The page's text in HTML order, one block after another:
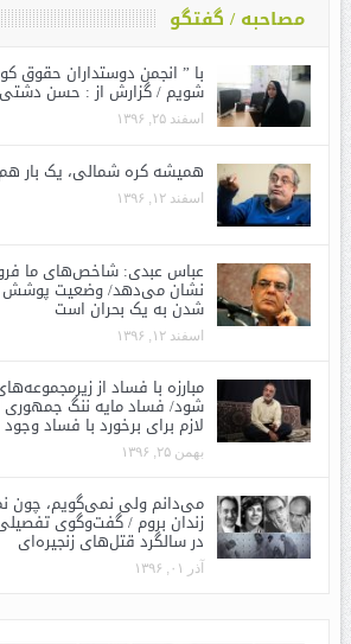
مصاحبه / گفتگو
با ” انجمن دوستداران حقوق
شویم / گزارش از : حسن دشتی
اسفند ۲۵, ۱۳۹۶
همیشه کره شمالی، یک بار
اسفند ۱۲, ۱۳۹۶
عباس عبدی: شاخص‌های ما
نشان می‌دهد/ وضعیت پوشش
شدن به یک بحران است
اسفند ۱۲, ۱۳۹۶
مبارزه با فساد از
شود/ فساد مایه ننگ جمهوری
لازم برای برخورد با فساد وجود
بهمن ۲۵, ۱۳۹۶
می‌دانم ولی نمی‌گویم، چون
زندان بروم / گفت‌وگوی
در سالگرد قتل‌های زنجیره‌ای
آذر ۰۱, ۱۳۹۶